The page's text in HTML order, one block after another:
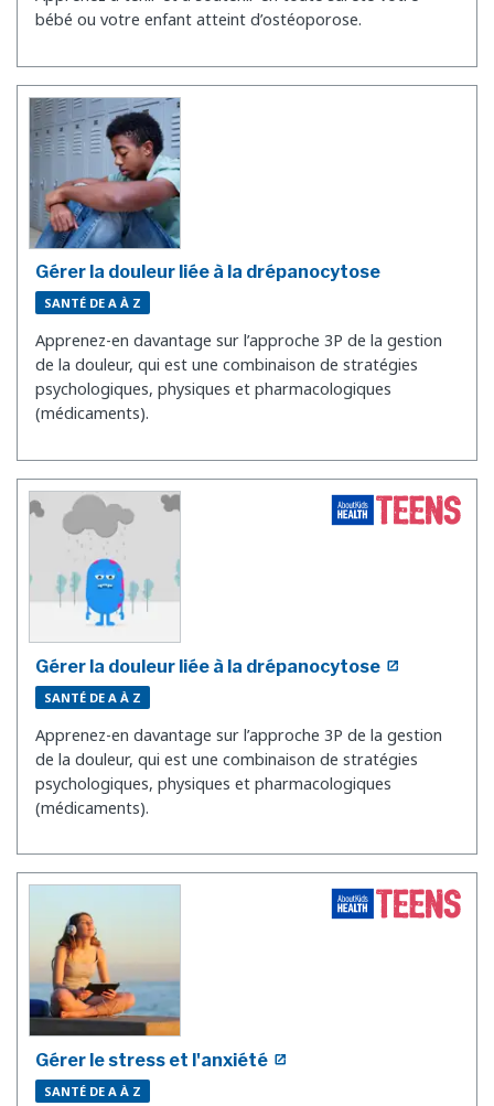
bébé ou votre enfant atteint d’ostéoporose.
Gérer la douleur liée à la drépanocytose
SANTÉ DE A À Z
Apprenez-en davantage sur l’approche 3P de la gestion
de la douleur, qui est une combinaison de stratégies
psychologiques, physiques et pharmacologiques
(médicaments).
Gérer la douleur liée à la drépanocytose
SANTÉ DE A À Z
Apprenez-en davantage sur l’approche 3P de la gestion
de la douleur, qui est une combinaison de stratégies
psychologiques, physiques et pharmacologiques
(médicaments).
Gérer le stress et l'anxiété
SANTÉ DE A À Z